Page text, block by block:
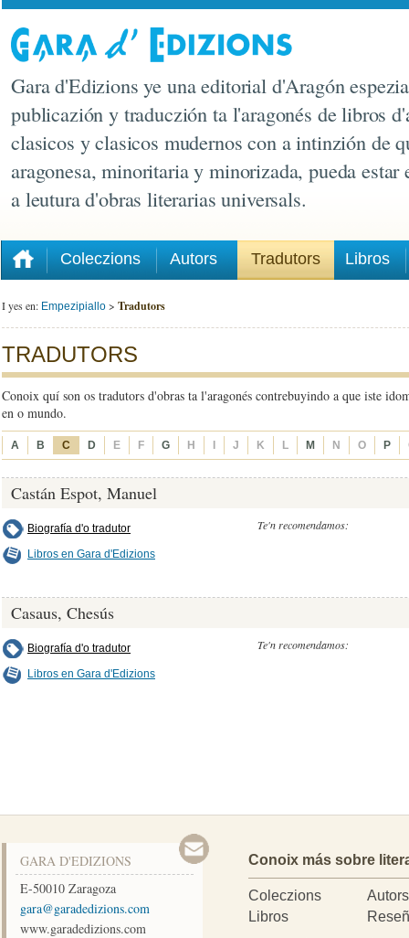
Gara d'Edizions ye una editorial d'Aragón
publicazión y traduczión ta l'aragonés de libros
clasicos y clasicos mudernos con a intinzión de
aragonesa, minoritaria y minorizada, pueda estar
a leutura d'obras literarias universals.
Coleczions Autors Tradutors Libros
I yes en: Empezipiallo > Tradutors
TRADUTORS
Conoix quí son os tradutors d'obras ta l'aragonés contrebuyindo a que iste
en o mundo.
A B C D E F G H I J K L M N O P
Castán Espot, Manuel
Biografía d'o tradutor
Libros en Gara d'Edizions
Te'n recomendamos:
Casaus, Chesús
Biografía d'o tradutor
Libros en Gara d'Edizions
Te'n recomendamos:
GARA D'EDIZIONS
E-50010 Zaragoza
moc.snoizidedarag@arag
www.garadedizions.com
Conoix más sobre
Coleczions
Autors
Libros